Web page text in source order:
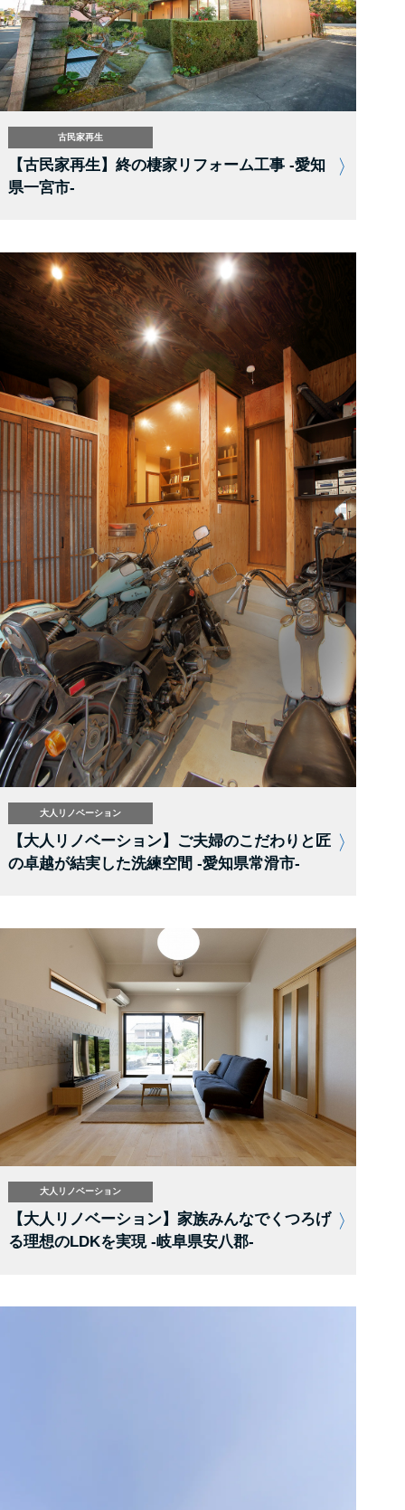
古民家再生
【古民家再生】終の棲家リフォーム工事 -愛知
県一宮市-
大人リノベーション
【大人リノベーション】ご夫婦のこだわりと匠
の卓越が結実した洗練空間 -愛知県常滑市-
大人リノベーション
【大人リノベーション】家族みんなでくつろげ
る理想のLDKを実現 -岐阜県安八郡-